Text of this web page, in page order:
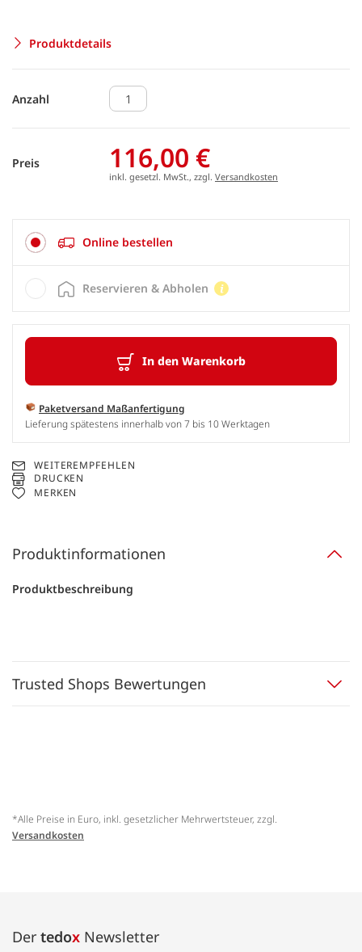
Produktdetails
Anzahl
Preis 116,00 €
inkl. gesetzl. MwSt., zzgl. Versandkosten
Online bestellen
In den Warenkorb
Paketversand Maßanfertigung
Lieferung spätestens innerhalb von 7 bis 10 Werktagen
Reservieren & Abholen
WEITEREMPFEHLEN
DRUCKEN
MERKEN
Produktinformationen
Produktbeschreibung
Trusted Shops Bewertungen
*Alle Preise in Euro, inkl. gesetzlicher Mehrwertsteuer, zzgl.
Versandkosten
Der tedox Newsletter